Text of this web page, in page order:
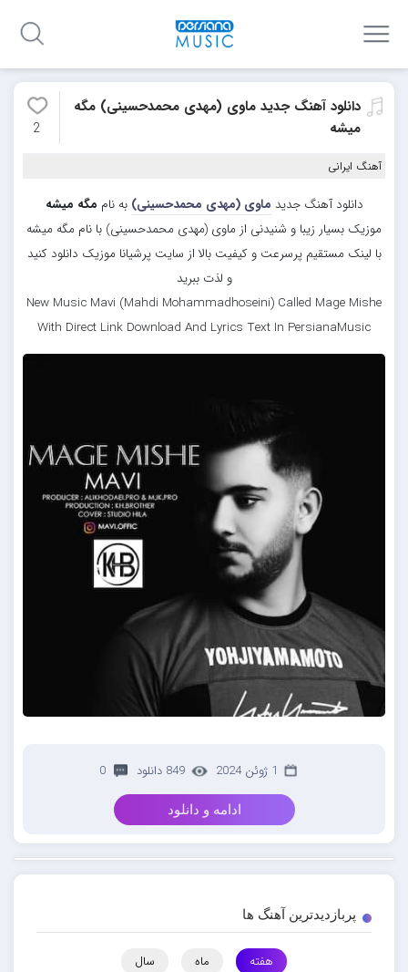
دانلود آهنگ جدید ماوی (مهدی محمدحسینی) مگه
میشه
2
آهنگ ایرانی
دانلود آهنگ جدید ماوی (مهدی محمدحسینی) به نام مگه میشه
موزیک بسیار زیبا و شنیدنی از ماوی (مهدی محمدحسینی) با نام مگه میشه
با لینک مستقیم پرسرعت و کیفیت بالا از سایت پرشیانا موزیک دانلود کنید
و لذت ببرید
New Music Mavi (Mahdi Mohammadhoseini) Called Mage Mishe
With Direct Link Download And Lyrics Text In PersianaMusic
1 ژوئن 2024 849 دانلود 0
ادامه و دانلود
پربازدیدترین آهنگ ها
هفته ماه سال